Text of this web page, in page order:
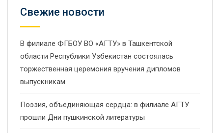
Свежие новости
В филиале ФГБОУ ВО «АГТУ» в Ташкентской
области Республики Узбекистан состоялась
торжественная церемония вручения дипломов
выпускникам
Поэзия, объединяющая сердца: в филиале АГТУ
прошли Дни пушкинской литературы